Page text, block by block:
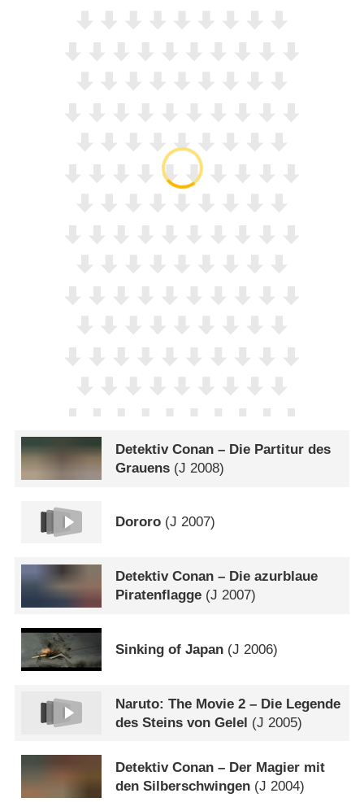
Detektiv Conan – Die Partitur des
Grauens (J 2008)
Dororo (J 2007)
Detektiv Conan – Die azurblaue
Piratenflagge (J 2007)
Sinking of Japan (J 2006)
Naruto: The Movie 2 – Die Legende
des Steins von Gelel (J 2005)
Detektiv Conan – Der Magier mit
den Silberschwingen (J 2004)